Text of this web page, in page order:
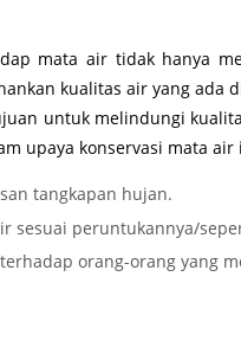
mata air tidak hanya
kualitas air yang ada
untuk melindungi
upaya konservasi mata
tangkapan hujan.
sesuai peruntukannya/
orang-orang yang